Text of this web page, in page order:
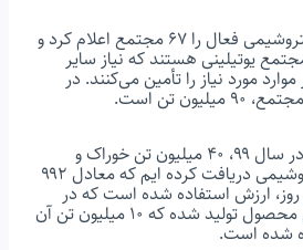
وی تعداد مجتمع‌های پتروشیمی فعال را ۶۷ مجتمع اعلام کرد و
یوتیلینی هستند که نیاز سایر
مورد نیاز را تأمین می‌کنند. در
عباس زاده تصریح کرد: در سال ۹۹، ۴۰ میلیون تن خوراک و
سوخت برای صنعت پتروشیمی دریافت کرده ایم که معادل ۹۹۲
ارزش استفاده شده است که در
نتیجه آن ۳۵ میلیون تن محصول تولید شده که ۱۰ میلیون تن آن
شده است.